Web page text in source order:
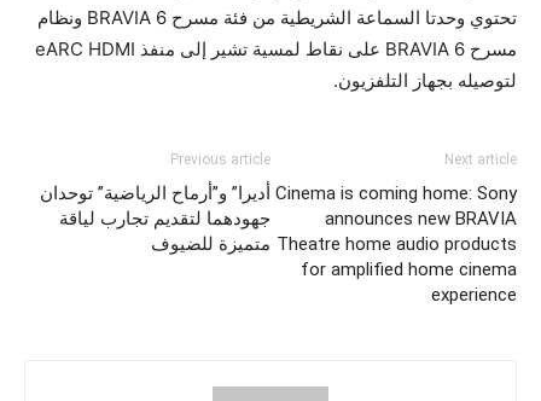
تحتوي وحدتا السماعة الشريطية من فئة مسرح BRAVIA 6 ونظام
مسرح BRAVIA 6 على نقاط لمسية تشير إلى منفذ eARC HDMI
لتوصيله بجهاز التلفزيون.
Previous article
أديرا” و”أرماح الرياضية” توحدان
جهودهما لتقديم تجارب لياقة
متميزة للضيوف
Next article
Cinema is coming home: Sony
announces new BRAVIA
Theatre home audio products
for amplified home cinema
experience